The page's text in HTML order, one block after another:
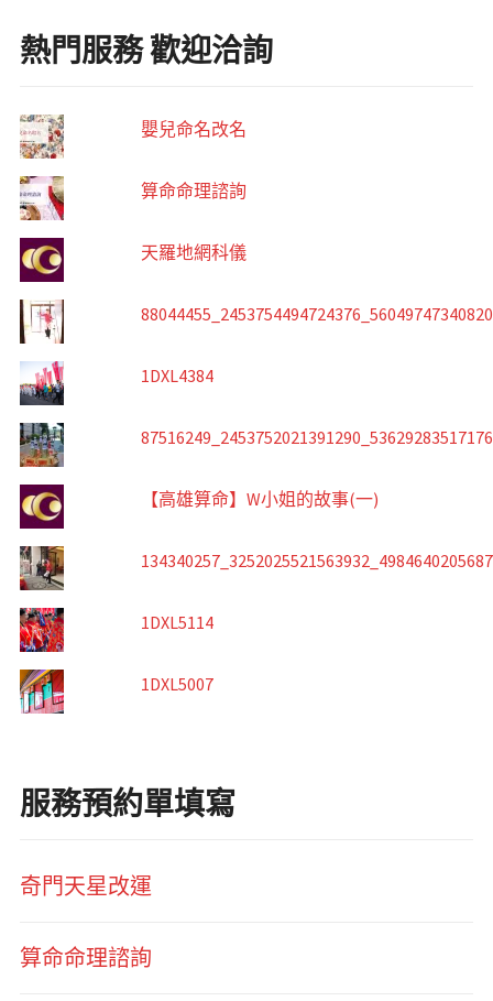
熱門服務 歡迎洽詢
嬰兒命名改名
算命命理諮詢
天羅地網科儀
1DXL4384
【高雄算命】W小姐的故事(一)
1DXL5114
1DXL5007
服務預約單填寫
奇門天星改運
算命命理諮詢